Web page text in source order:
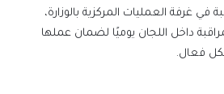
في غرفة العمليات المركزية بالوزارة،
داخل اللجان يوميًا لضمان عملها
فعال.